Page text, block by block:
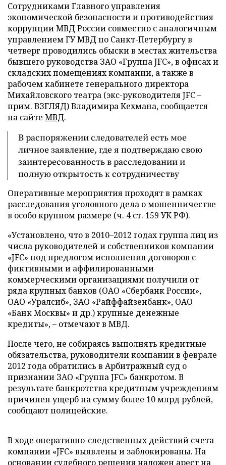
Сотрудниками Главного управления
экономической безопасности и противодействия
коррупции МВД России совместно с аналогичным
управлением ГУ МВД по Санкт-Петербургу в
четверг проводились обыски в местах жительства
бывшего руководства ЗАО «Группа JFC», в офисах и
складских помещениях компании, а также в
рабочем кабинете генерального директора
Михайловского театра (экс-руководителя JFC –
прим. ВЗГЛЯД) Владимира Кехмана, сообщается
на сайте МВД.
В распоряжении следователей есть мое
личное заявление, где я подтверждаю свою
заинтересованность в расследовании и
полную открытость к сотрудничеству
Оперативные мероприятия проходят в рамках
расследования уголовного дела о мошенничестве
в особо крупном размере (ч. 4 ст. 159 УК РФ).
«Установлено, что в 2010–2012 годах группа лиц из
числа руководителей и собственников компании
«JFC» под предлогом исполнения договоров с
фиктивными и аффилированными
коммерческими организациями получили от
ряда крупных банков (ОАО «Сбербанк России»,
ОАО «Уралсиб», ЗАО «Райффайзенбанк», ОАО
«Банк Москвы» и др.) крупные денежные
кредиты»,– отмечают в МВД.
После чего, не собираясь выполнять кредитные
обязательства, руководители компании в феврале
2012 года обратились в Арбитражный суд о
признании ЗАО «Группа JFC» банкротом. В
результате банкротства кредитным учреждениям
причинен ущерб на сумму более 10 млрд рублей,
сообщают полицейские.
В ходе оперативно-следственных действий счета
компании «JFC» выявлены и заблокированы. На
основании судебного решения наложен арест на